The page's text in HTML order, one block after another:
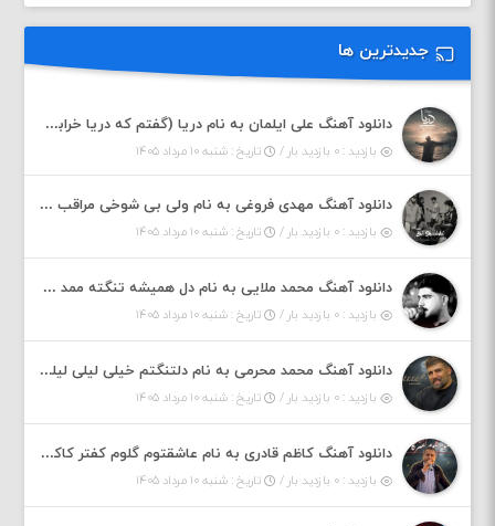
جدیدترین ها
دانلود آهنگ علی ایلمان به نام دریا (گفتم که دریا خرابه نمه بارونه لب شط و نبین)
بازدید : ۰ بازدید بار / تاریخ : شنبه ۱۰ مرداد ۱۴۰۵
دانلود آهنگ مهدی فروغی به نام ولی بی شوخی مراقب من باش
بازدید : ۰ بازدید بار / تاریخ : شنبه ۱۰ مرداد ۱۴۰۵
دانلود آهنگ محمد ملایی به نام دل همیشه تنگته ممد کله ونگته
بازدید : ۰ بازدید بار / تاریخ : شنبه ۱۰ مرداد ۱۴۰۵
دانلود آهنگ محمد محرمی به نام دلتنگتم خیلی لیلی لیلی لیلی تو که نباشی پیش من به زندگی میلی
بازدید : ۰ بازدید بار / تاریخ : شنبه ۱۰ مرداد ۱۴۰۵
دانلود آهنگ کاظم قادری به نام عاشقتوم گلوم کفتر کاکلوم
بازدید : ۰ بازدید بار / تاریخ : شنبه ۱۰ مرداد ۱۴۰۵